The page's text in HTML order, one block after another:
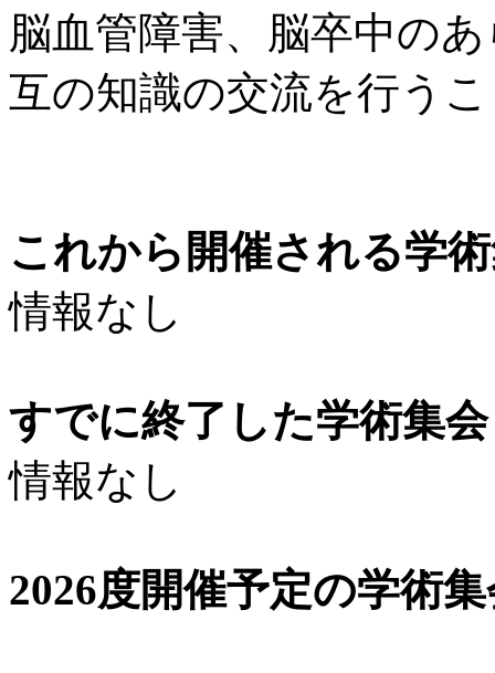
脳血管障害、脳卒中の
互の知識の交流を行う
これから開催される学
情報なし
すでに終了した学術集
情報なし
2026度開催予定の学術